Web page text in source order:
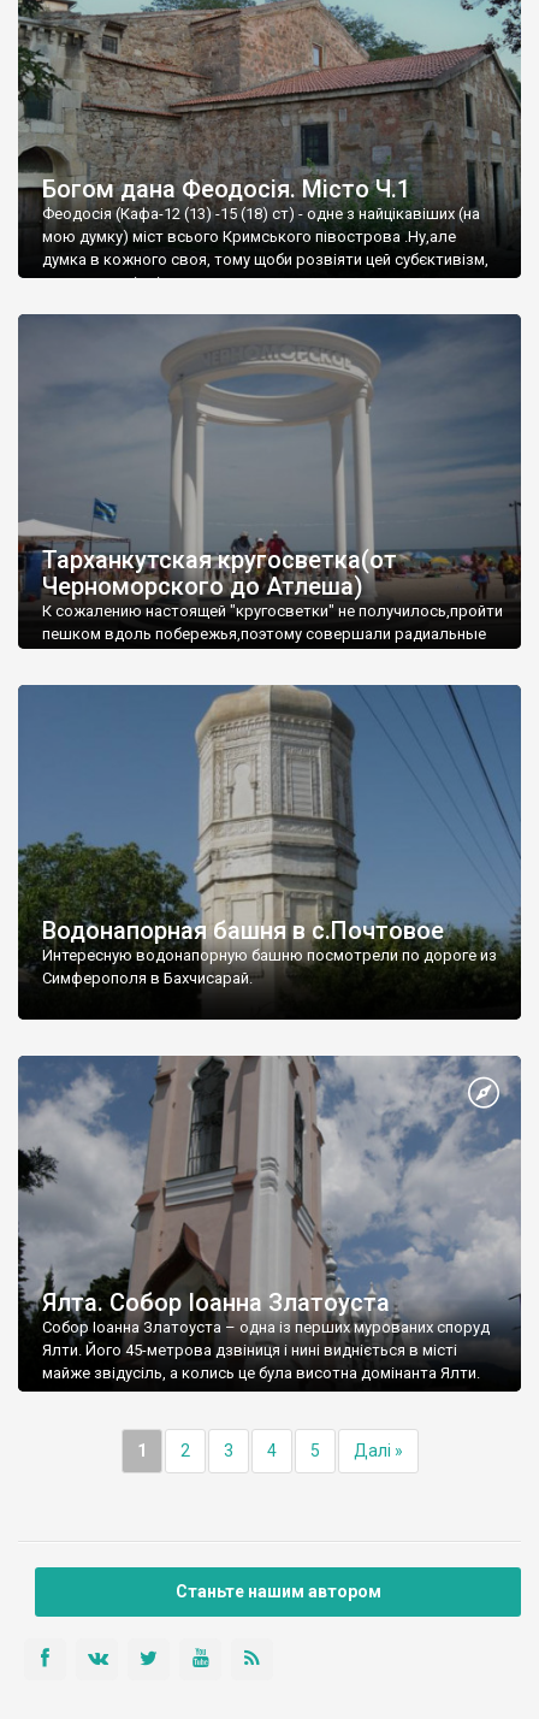
Богом дана Феодосія. Місто Ч.1
Феодосія (Кафа-12 (13) -15 (18) ст) - одне з найцікавіших (на
мою думку) міст всього Кримського півострова .Ну,але
думка в кожного своя, тому щоби розвіяти цей субєктивізм,
запрошую відвідати це
Тарханкутская кругосветка(от
Черноморского до Атлеша)
К сожалению настоящей "кругосветки" не получилось,пройти
пешком вдоль побережья,поэтому совершали радиальные
Водонапорная башня в с.Почтовое
Интересную водонапорную башню посмотрели по дороге из
Симферополя в Бахчисарай.
Ялта. Собор Іоанна Златоуста
Собор Іоанна Златоуста – одна із перших мурованих споруд
Ялти. Його 45-метрова дзвіниця і нині видніється в місті
майже звідусіль, а колись це була висотна домінанта Ялти.
1 2 3 4 5 Далі »
Станьте нашим автором